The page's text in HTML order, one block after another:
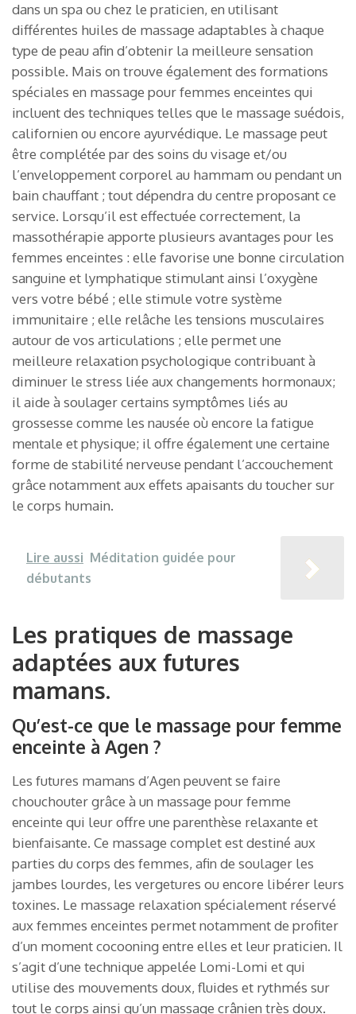
dans un spa ou chez le praticien, en utilisant
différentes huiles de massage adaptables à chaque
type de peau afin d’obtenir la meilleure sensation
possible. Mais on trouve également des formations
spéciales en massage pour femmes enceintes qui
incluent des techniques telles que le massage suédois,
californien ou encore ayurvédique. Le massage peut
être complétée par des soins du visage et/ou
l’enveloppement corporel au hammam ou pendant un
bain chauffant ; tout dépendra du centre proposant ce
service. Lorsqu’il est effectuée correctement, la
massothérapie apporte plusieurs avantages pour les
femmes enceintes : elle favorise une bonne circulation
sanguine et lymphatique stimulant ainsi l’oxygène
vers votre bébé ; elle stimule votre système
immunitaire ; elle relâche les tensions musculaires
autour de vos articulations ; elle permet une
meilleure relaxation psychologique contribuant à
diminuer le stress liée aux changements hormonaux;
il aide à soulager certains symptômes liés au
grossesse comme les nausée où encore la fatigue
mentale et physique; il offre également une certaine
forme de stabilité nerveuse pendant l’accouchement
grâce notamment aux effets apaisants du toucher sur
le corps humain.
Lire aussi Méditation guidée pour
débutants
Les pratiques de massage
adaptées aux futures
mamans.
Qu’est-ce que le massage pour femme
enceinte à Agen ?
Les futures mamans d’Agen peuvent se faire
chouchouter grâce à un massage pour femme
enceinte qui leur offre une parenthèse relaxante et
bienfaisante. Ce massage complet est destiné aux
parties du corps des femmes, afin de soulager les
jambes lourdes, les vergetures ou encore libérer leurs
toxines. Le massage relaxation spécialement réservé
aux femmes enceintes permet notamment de profiter
d’un moment cocooning entre elles et leur praticien. Il
s’agit d’une technique appelée Lomi-Lomi et qui
utilise des mouvements doux, fluides et rythmés sur
tout le corps ainsi qu’un massage crânien très doux.